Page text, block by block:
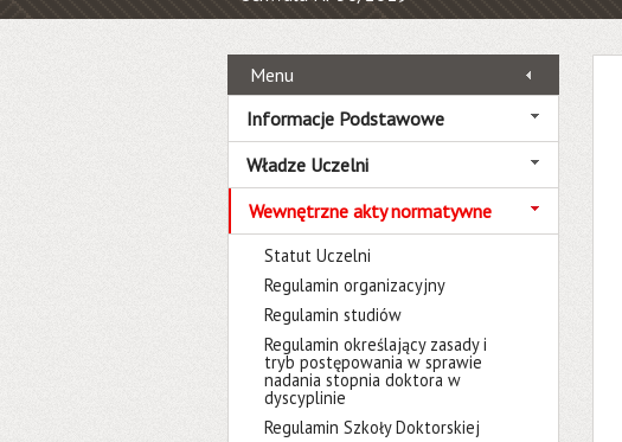
Menu
Informacje Podstawowe
Władze Uczelni
Wewnętrzne akty normatywne
Statut Uczelni
Regulamin organizacyjny
Regulamin studiów
Regulamin określający zasady i
tryb postępowania w sprawie
nadania stopnia doktora w
dyscyplinie
Regulamin Szkoły Doktorskiej